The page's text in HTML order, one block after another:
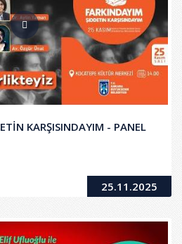
KARŞISINDAYIM - PANEL
25.11.2025